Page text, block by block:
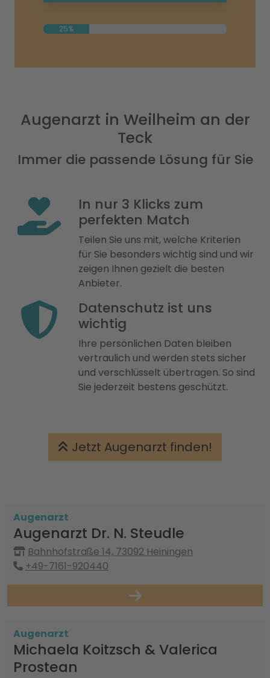
25%
Augenarzt in Weilheim an der
Teck
Immer die passende Lösung für Sie
In nur 3 Klicks zum
perfekten Match
Teilen Sie uns mit, welche Kriterien
für Sie besonders wichtig sind und wir
zeigen Ihnen gezielt die besten
Anbieter.
Datenschutz ist uns
wichtig
Ihre persönlichen Daten bleiben
vertraulich und werden stets sicher
und verschlüsselt übertragen. So sind
Sie jederzeit bestens geschützt.
Jetzt Augenarzt finden!
Augenarzt
Augenarzt Dr. N. Steudle
Bahnhofstraße 14, 73092 Heiningen
+49-7161-920440
Augenarzt
Michaela Koitzsch & Valerica
Prostean